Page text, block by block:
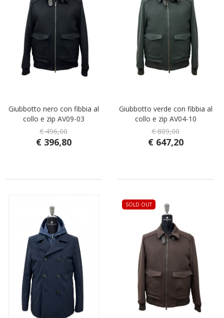
Giubbotto nero con fibbia al
collo e zip AV09-03
€ 496,00
€ 396,80
Giubbotto verde con fibbia al
collo e zip AV04-10
€ 809,00
€ 647,20
SOLD OUT